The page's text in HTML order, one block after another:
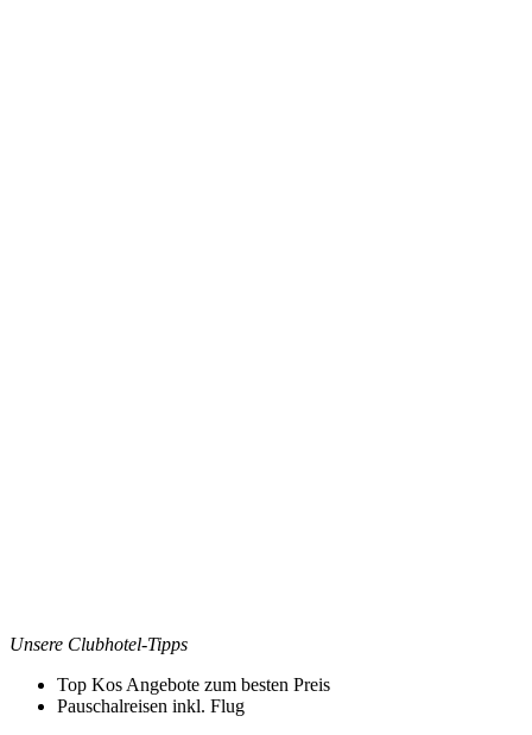
Unsere Clubhotel-Tipps
Top Kos Angebote zum besten Preis
Pauschalreisen inkl. Flug